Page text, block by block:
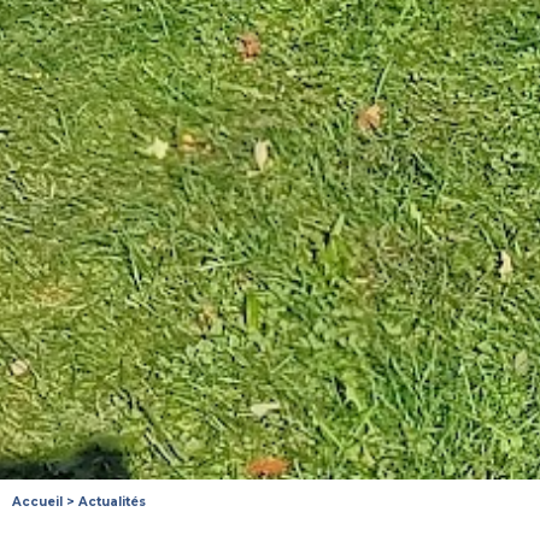
Accueil > Actualités